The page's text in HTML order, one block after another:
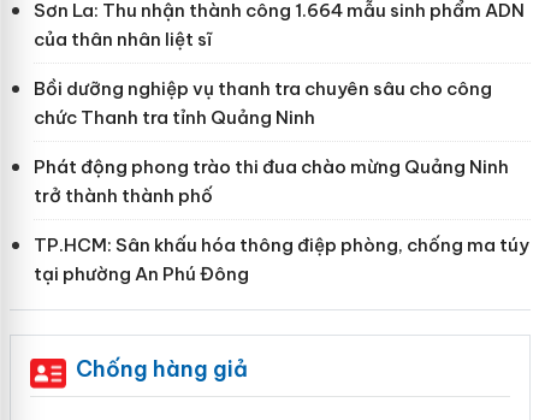
Sơn La: Thu nhận thành công 1.664 mẫu sinh phẩm ADN
của thân nhân liệt sĩ
Bồi dưỡng nghiệp vụ thanh tra chuyên sâu cho công
chức Thanh tra tỉnh Quảng Ninh
Phát động phong trào thi đua chào mừng Quảng Ninh
trở thành thành phố
TP.HCM: Sân khấu hóa thông điệp phòng, chống ma túy
tại phường An Phú Đông
Chống hàng giả